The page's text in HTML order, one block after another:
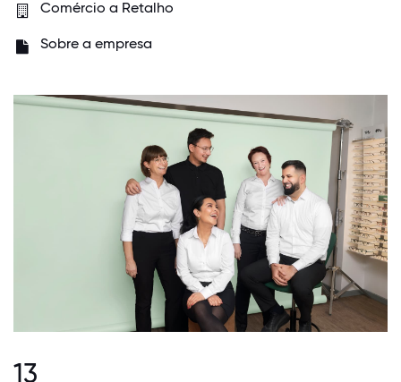
Comércio a Retalho
Sobre a empresa
13